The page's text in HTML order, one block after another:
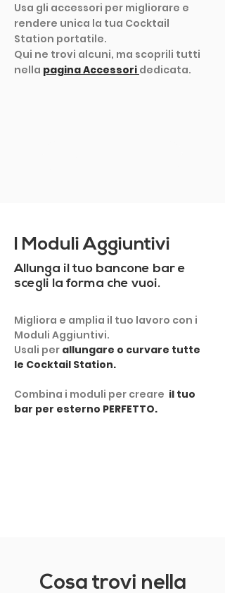
Usa gli accessori per migliorare e
rendere unica la tua Cocktail
Station portatile.
Qui ne trovi alcuni, ma scoprili tutti
nella pagina Accessori dedicata.
I Moduli Aggiuntivi
Allunga il tuo bancone bar e
scegli la forma che vuoi.
Migliora e amplia il tuo lavoro con i
Moduli Aggiuntivi.
Usali per allungare o curvare tutte
le Cocktail Station.
​Combina i moduli per creare il tuo
bar per esterno PERFETTO.
Cosa trovi nella